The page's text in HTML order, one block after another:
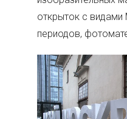
открыток с
периодов,